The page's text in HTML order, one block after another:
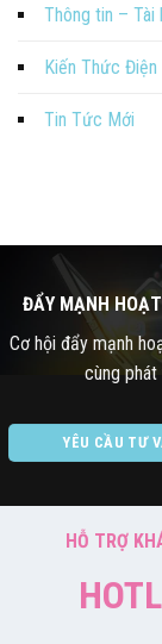
Thông tin – Tài
Kiến Thức
Tin Tức Mới
ĐẨY MẠNH
Cơ hội đẩy mạnh
cùng
YÊU CẦU TƯ
HỖ TRỢ